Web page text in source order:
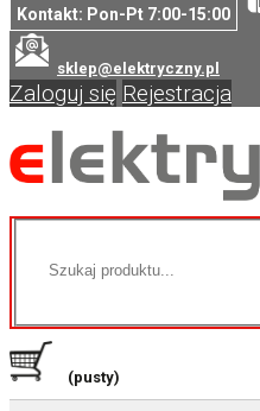
Kontakt: Pon-Pt 7:00-15:00
sklep@elektryczny.pl
Zaloguj się Rejestracja
(pusty)